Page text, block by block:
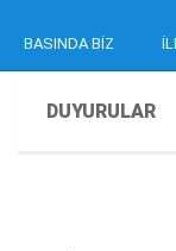
BASINDA BIZ
DUYURULAR